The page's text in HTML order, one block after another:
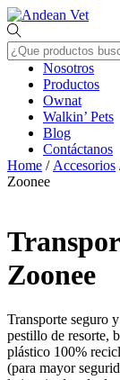
Skip
to
content
Menu
Nosotros
Productos
Ownat
Walkin’ Pets
Blog
Contáctanos
Close
Menu
Home / Accesorios
Zoonee
Zoonee
Transporte seguro
pestillo de resorte,
plástico 100%
(para mayor